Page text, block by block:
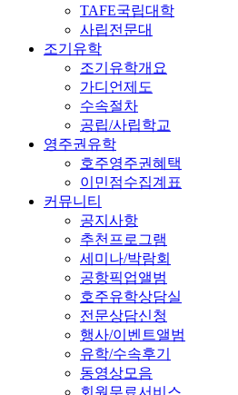
TAFE국립대학
사립전문대
조기유학
조기유학개요
가디언제도
수속절차
공립/사립학교
영주권유학
호주영주권혜택
이민점수집계표
커뮤니티
공지사항
추천프로그램
세미나/박람회
공항픽업앨범
호주유학상담실
전문상담신청
행사/이벤트앨범
유학/수속후기
동영상모음
회원무료서비스